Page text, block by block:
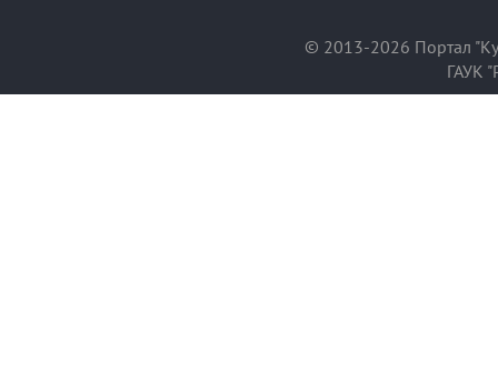
© 2013-2026 Портал
ГАУК